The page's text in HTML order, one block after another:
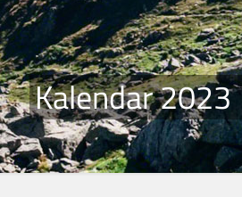
Kalendar 2023